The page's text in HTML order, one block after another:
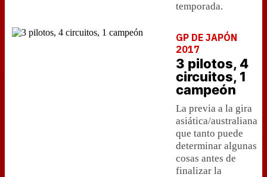
temporada.
GP DE JAPÓN
2017
3 pilotos, 4
circuitos, 1
campeón
La previa a la gira
asiática/australiana
que tanto puede
determinar algunas
cosas antes de
finalizar la